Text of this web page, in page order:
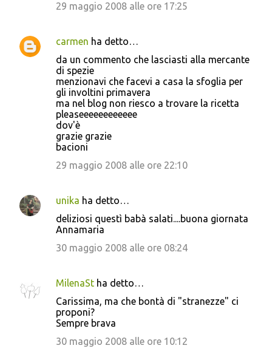
29 maggio 2008 alle ore 17:25
carmen ha detto…
da un commento che lasciasti alla mercante
di spezie
menzionavi che facevi a casa la sfoglia per
gli involtini primavera
ma nel blog non riesco a trovare la ricetta
pleaseeeeeeeeeeee
dov'è
grazie grazie
bacioni
29 maggio 2008 alle ore 22:10
unika ha detto…
deliziosi questì babà salati....buona giornata
Annamaria
30 maggio 2008 alle ore 08:24
MilenaSt ha detto…
Carissima, ma che bontà di "stranezze" ci
proponi?
Sempre brava
30 maggio 2008 alle ore 10:12